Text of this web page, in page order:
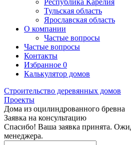
Республика Карелия
Тульская область
Ярославская область
О компании
Частые вопросы
Частые вопросы
Контакты
Избранное 0
Калькулятор домов
Строительство деревянных домов
Проекты
Дома из оцилиндрованного бревна
Заявка на консультацию
Спасибо! Ваша заявка принята.
менеджера.